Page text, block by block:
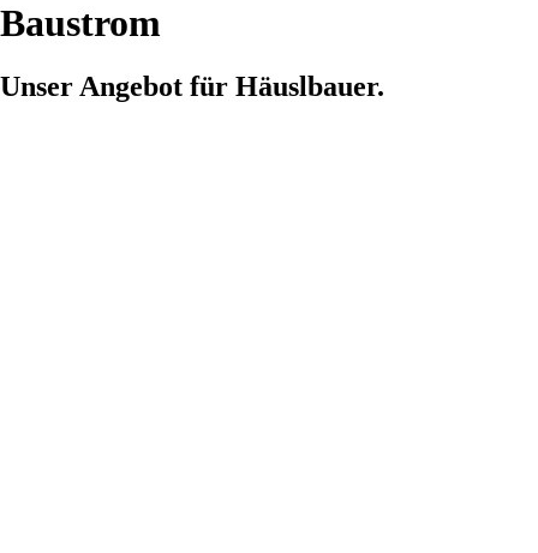
Baustrom
Unser Angebot für Häuslbauer.